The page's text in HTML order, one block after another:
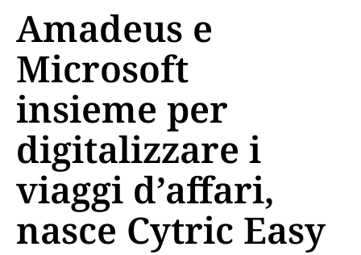
Amadeus e
Microsoft
insieme per
digitalizzare i
viaggi d’affari,
nasce Cytric Easy